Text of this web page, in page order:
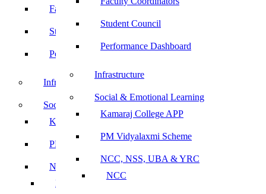
Student Council
Performance Dashboard
Infrastructure
Social & Emotional Learning
Kamaraj College APP
PM Vidyalaxmi Scheme
NCC, NSS, UBA & YRC
NCC
Faculty Coordinators
Student Council
Performance Dashboard
Infrastructure
Social & Emotional Learning
Kamaraj College APP
PM Vidyalaxmi Scheme
NCC, NSS, UBA & YRC
NCC